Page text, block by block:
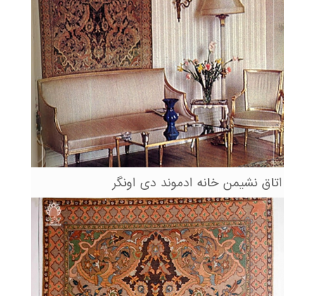
اتاق نشیمن خانه ادموند دی اونگر